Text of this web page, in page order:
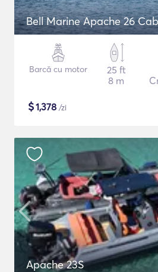
Bell Marine Apache 26
Barcă cu motor
25 ft
8 m
$1,378 /zi
Apache 23S